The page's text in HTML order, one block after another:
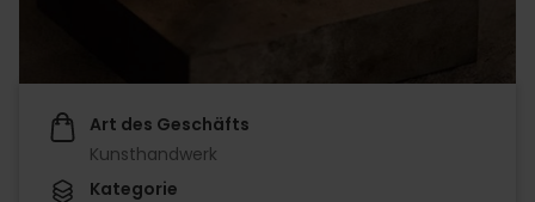
Art des Geschäfts
Kunsthandwerk
Kategorie